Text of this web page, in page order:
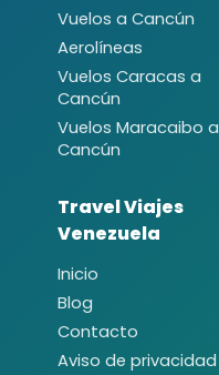
Vuelos a Cancún
Aerolíneas
Vuelos Caracas a
Cancún
Vuelos Maracaibo a
Cancún
Travel Viajes
Venezuela
Inicio
Blog
Contacto
Aviso de privacidad